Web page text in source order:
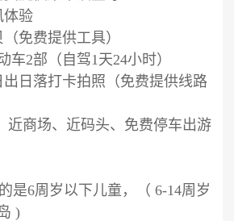
体验
免费提供工具）
车2部（自驾1天24小时）
日落打卡拍照（免费提供线路
近商场、近码头、免费停车出游
是6周岁以下儿童，（ 6-14周岁
)